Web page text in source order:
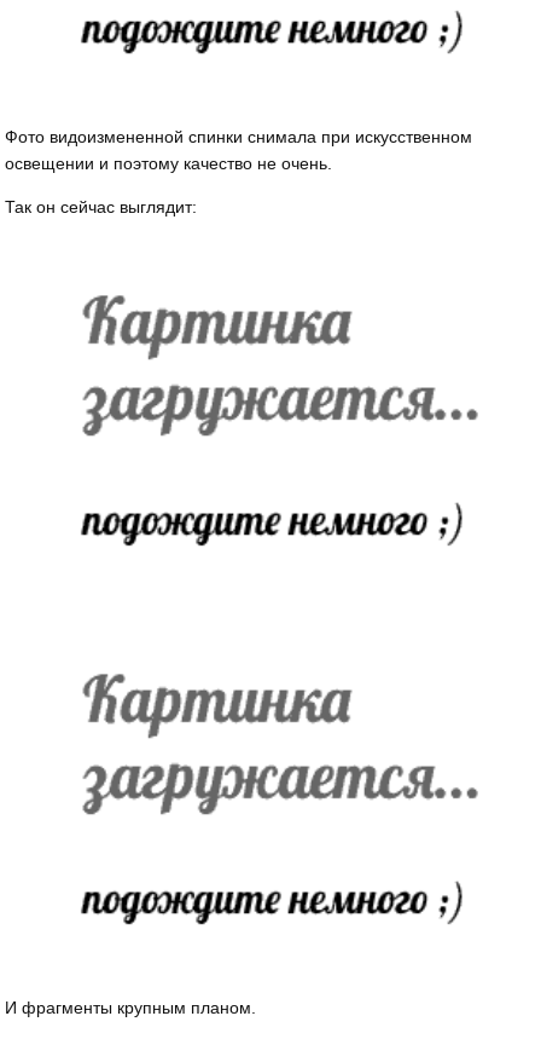
Фото видоизмененной спинки снимала при искусственном
освещении и поэтому качество не очень.
Так он сейчас выглядит:
И фрагменты крупным планом.